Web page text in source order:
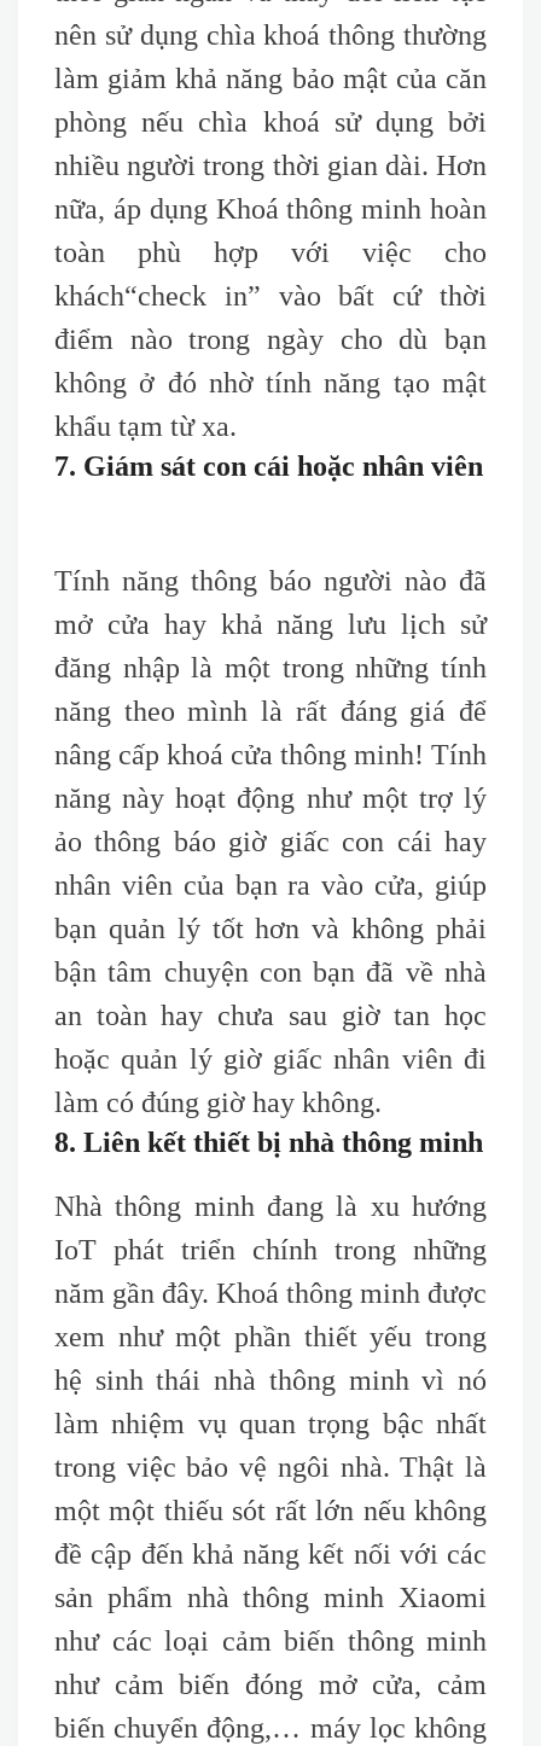
nên sử dụng chìa khoá thông thường
làm giảm khả năng bảo mật của căn
phòng nếu chìa khoá sử dụng bởi
nhiều người trong thời gian dài. Hơn
nữa, áp dụng Khoá thông minh hoàn
toàn phù hợp với việc cho
khách“check in” vào bất cứ thời
điểm nào trong ngày cho dù bạn
không ở đó nhờ tính năng tạo mật
khẩu tạm từ xa.
7. Giám sát con cái hoặc nhân viên
Tính năng thông báo người nào đã
mở cửa hay khả năng lưu lịch sử
đăng nhập là một trong những tính
năng theo mình là rất đáng giá để
nâng cấp khoá cửa thông minh! Tính
năng này hoạt động như một trợ lý
ảo thông báo giờ giấc con cái hay
nhân viên của bạn ra vào cửa, giúp
bạn quản lý tốt hơn và không phải
bận tâm chuyện con bạn đã về nhà
an toàn hay chưa sau giờ tan học
hoặc quản lý giờ giấc nhân viên đi
làm có đúng giờ hay không.
8. Liên kết thiết bị nhà thông minh
Nhà thông minh đang là xu hướng
IoT phát triển chính trong những
năm gần đây. Khoá thông minh được
xem như một phần thiết yếu trong
hệ sinh thái nhà thông minh vì nó
làm nhiệm vụ quan trọng bậc nhất
trong việc bảo vệ ngôi nhà. Thật là
một một thiếu sót rất lớn nếu không
đề cập đến khả năng kết nối với các
sản phẩm nhà thông minh Xiaomi
như các loại cảm biến thông minh
như cảm biến đóng mở cửa, cảm
biến chuyển động,… máy lọc không